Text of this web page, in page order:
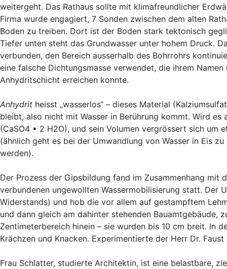
weitergeht. Das Rathaus sollte mit klimafreundlicher
Firma wurde engagiert, 7 Sonden zwischen dem alten
Boden zu treiben. Dort ist der Boden stark tektonisch
Tiefer unten steht das Grundwasser unter hohem Druck.
verbunden, den Bereich ausserhalb des Bohrrohrs
eine falsche Dichtungsmasse verwendet, die ihrem
Anhydritschicht erreichen konnte.
Anhydrit heisst „wasserlos“ – dieses Material
bleibt, also nicht mit Wasser in Berührung kommt. Wird
(CaSO4 • 2 H2O), und sein Volumen vergrössert sich
(ähnlich geht es bei der Umwandlung von Wasser in Eis
werden).
Der Prozess der Gipsbildung fand im Zusammenhang mit
verbundenen ungewollten Wassermobilisierung statt. Der
Widerstands) und hob die vor allem auf gestampftem
und dann gleich am dahinter stehenden Bauamtgebäude,
Zentimeterbereich hinein – sie wurden bis 10 cm breit. In
Krächzen und Knacken. Experimentierte der Herr Dr. Faust
Frau Schlatter, studierte Architektin, ist eine belastbare,